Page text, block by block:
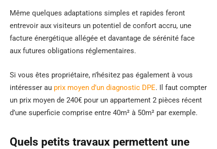
Même quelques adaptations simples et rapides feront
entrevoir aux visiteurs un potentiel de confort accru, une
facture énergétique allégée et davantage de sérénité face
aux futures obligations réglementaires.
Si vous êtes propriétaire, n’hésitez pas également à vous
intéresser au prix moyen d’un diagnostic DPE. Il faut compter
un prix moyen de 240€ pour un appartement 2 pièces récent
d’une superficie comprise entre 40m² à 50m² par exemple.
Quels petits travaux permettent une